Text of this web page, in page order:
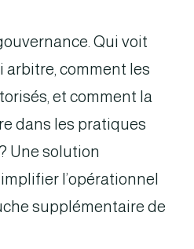
Qui voit
arbitre, comment les
et comment la
dans les pratiques
Une solution
l’opérationnel
supplémentaire de